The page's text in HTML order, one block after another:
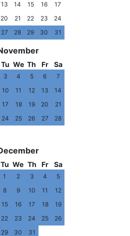
13 14 15 16
17
20 21 22 23
24
27 28 29 30 31
Tu We Th Fr Sa
3 4 5 6
7
10 11 12 13
14
17 18 19 20
21
24 25 26 27
28
Tu We Th Fr Sa
1 2 3 4
5
8 9 10 11
12
15 16 17 18
19
22 23 24 25
26
29 30 31